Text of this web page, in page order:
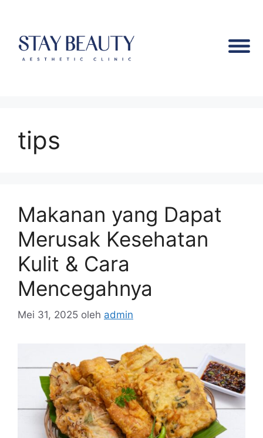
tips
Makanan yang Dapat
Merusak Kesehatan
Kulit & Cara
Mencegahnya
Mei 31, 2025 oleh admin